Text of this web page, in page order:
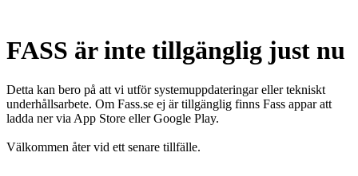
FASS är inte tillgänglig just nu
Detta kan bero på att vi utför systemuppdateringar eller tekniskt
underhållsarbete. Om Fass.se ej är tillgänglig finns Fass appar att
ladda ner via App Store eller Google Play.
Välkommen åter vid ett senare tillfälle.